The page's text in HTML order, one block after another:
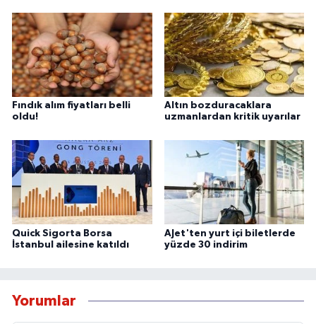
Fındık alım fiyatları belli
oldu!
Altın bozduracaklara
uzmanlardan kritik uyarılar
Quick Sigorta Borsa
İstanbul ailesine katıldı
AJet'ten yurt içi biletlerde
yüzde 30 indirim
Yorumlar